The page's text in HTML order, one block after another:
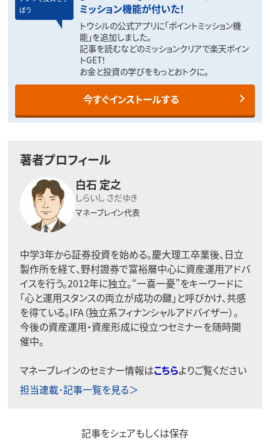
ぼう
ミッション機能が付いた！
トウシルの公式アプリに「ポイントミッション機
能」を追加しました。
記事を読むなどのミッションクリアで楽天ポイン
トGET！
お金と投資の学びをもっとおトクに。
今すぐインストールする
著者プロフィール
白石 定之
しらいし さだゆき
マネーブレイン代表
中学3年から証券投資を始める。慶大理工卒業後、日立
製作所を経て、野村證券で富裕層中心に資産運用アドバ
イスを行う。2012年に独立。“一喜一憂”をキーワードに
「心と運用スタンスの両立が成功の鍵」と呼びかけ、共感
を得ている。IFA（独立系フィナンシャルアドバイザー）。
今後の資産運用・資産形成に役立つセミナーを随時開
催中。
マネーブレインのセミナー情報はこちらよりご覧ください
担当連載･記事一覧を見る＞
記事をシェアもしくは保存